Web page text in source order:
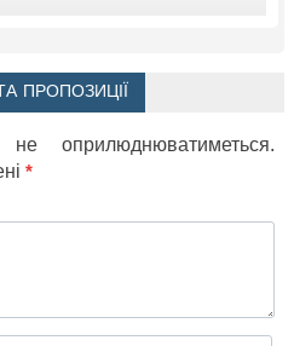
ПРОПОЗИЦІЇ
оприлюднюватиметься.
*